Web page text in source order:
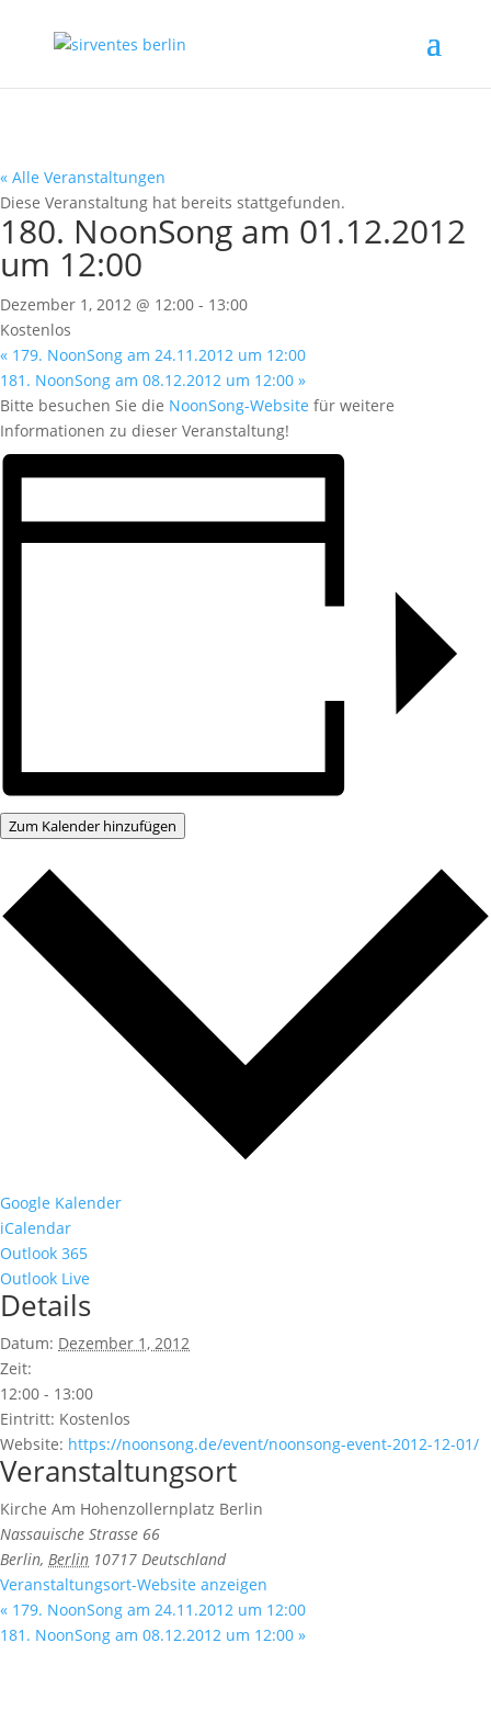
« Alle Veranstaltungen
Diese Veranstaltung hat bereits stattgefunden.
180. NoonSong am 01.12.2012
um 12:00
Dezember 1, 2012 @ 12:00 - 13:00
Kostenlos
« 179. NoonSong am 24.11.2012 um 12:00
181. NoonSong am 08.12.2012 um 12:00 »
Bitte besuchen Sie die NoonSong-Website für weitere
Informationen zu dieser Veranstaltung!
Zum Kalender hinzufügen
Google Kalender
iCalendar
Outlook 365
Outlook Live
Details
Datum: Dezember 1, 2012
Zeit:
12:00 - 13:00
Eintritt: Kostenlos
Website: https://noonsong.de/event/noonsong-event-2012-12-01/
Veranstaltungsort
Kirche Am Hohenzollernplatz Berlin
Nassauische Strasse 66
Berlin, Berlin 10717 Deutschland
Veranstaltungsort-Website anzeigen
« 179. NoonSong am 24.11.2012 um 12:00
181. NoonSong am 08.12.2012 um 12:00 »